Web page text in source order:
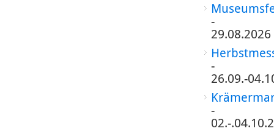
-
29.08.2026
-
26.09.-
-
02.-